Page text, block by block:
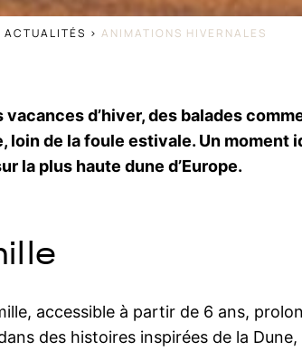
ACTUALITÉS > ANIMATIONS HIVERNALES
d’hiver, des balades
de la foule estivale. Un moment
la plus haute dune d’Europe.
accessible à partir de 6 ans,
des histoires inspirées de la